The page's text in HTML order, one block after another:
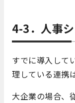
4-3．人事
すでに導入して
理している連携
大企業の場合、